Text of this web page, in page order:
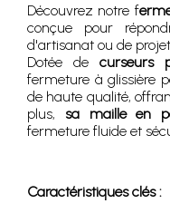
Découvrez notre f
conçue pour
d'artisanat ou de
Dotée de curseurs
fermeture à glissière
de haute qualité,
plus, sa maille en
fermeture fluide et
Caractéristiques clés :